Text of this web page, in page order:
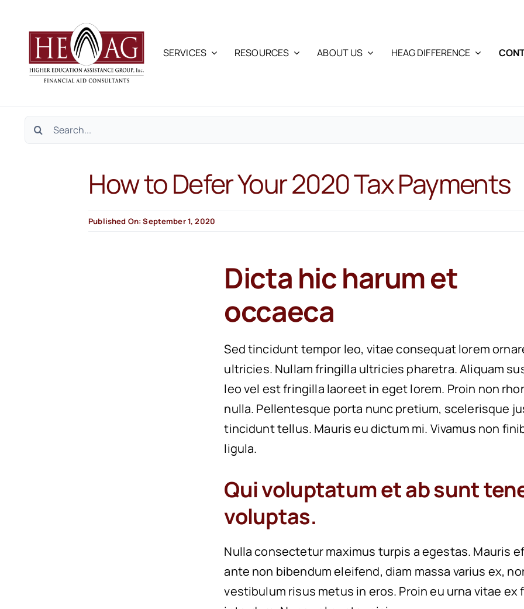
content
SERVICES RESOURCES ABOUT US HEAG DIFFERENCE
Search
How to Defer Your 2020 Tax Payments
Published On: September 1, 2020
Dicta hic harum et
occaeca
Sed tincidunt tempor leo, vitae consequat lorem
ultricies. Nullam fringilla ultricies pharetra. Aliquam
leo vel est fringilla laoreet in eget lorem. Proin non
nulla. Pellentesque porta nunc pretium, scelerisque
tincidunt tellus. Mauris eu dictum mi. Vivamus non
ligula.
Qui voluptatum et ab sunt
voluptas.
Nulla consectetur maximus turpis a egestas. Mauris
ante non bibendum eleifend, diam massa varius ex,
vestibulum risus metus in eros. Proin eu urna vitae ex